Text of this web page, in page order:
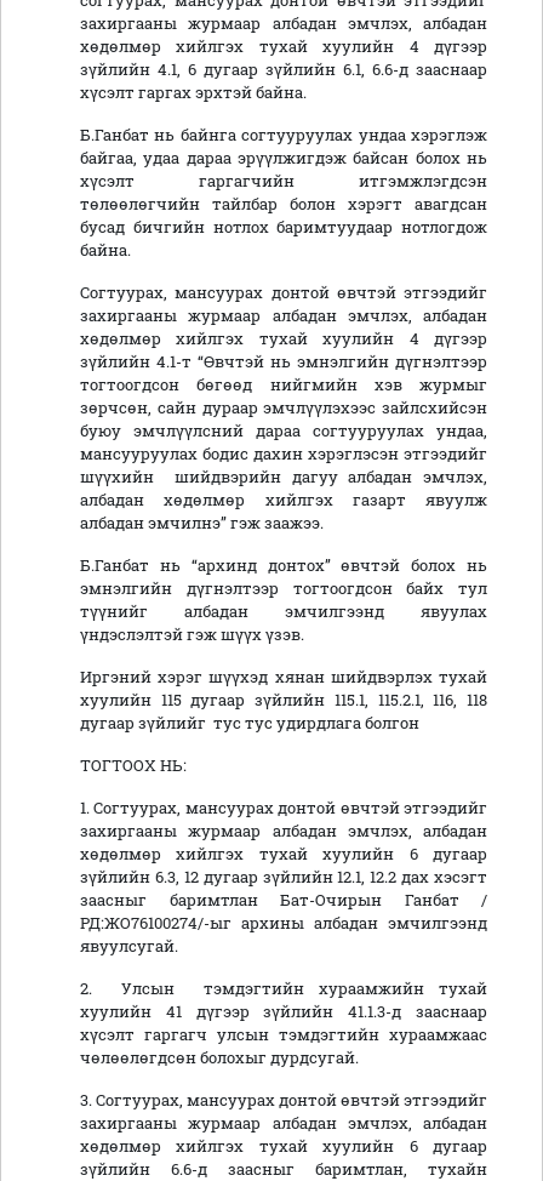
захиргааны журмаар албадан эмчлэх, албадан
хөдөлмөр хийлгэх тухай хуулийн 4 дүгээр
зүйлийн 4.1, 6 дугаар зүйлийн 6.1, 6.6-д зааснаар
хүсэлт гаргах эрхтэй байна.
Б.Ганбат нь байнга согтууруулах ундаа хэрэглэж
байгаа, удаа дараа эрүүлжигдэж байсан болох нь
хүсэлт гаргагчийн итгэмжлэгдсэн
төлөөлөгчийн тайлбар болон хэрэгт авагдсан
бусад бичгийн нотлох баримтуудаар нотлогдож
байна.
Согтуурах, мансуурах донтой өвчтэй этгээдийг
захиргааны журмаар албадан эмчлэх, албадан
хөдөлмөр хийлгэх тухай хуулийн 4 дүгээр
зүйлийн 4.1-т “Өвчтэй нь эмнэлгийн дүгнэлтээр
тогтоогдсон бөгөөд нийгмийн хэв журмыг
зөрчсөн, сайн дураар эмчлүүлэхээс зайлсхийсэн
буюу эмчлүүлсний дараа согтууруулах ундаа,
мансууруулах бодис дахин хэрэглэсэн этгээдийг
шүүхийн шийдвэрийн дагуу албадан эмчлэх,
албадан хөдөлмөр хийлгэх газарт явуулж
албадан эмчилнэ” гэж заажээ.
Б.Ганбат нь “архинд донтох” өвчтэй болох нь
эмнэлгийн дүгнэлтээр тогтоогдсон байх тул
түүнийг албадан эмчилгээнд явуулах
үндэслэлтэй гэж шүүх үзэв.
Иргэний хэрэг шүүхэд хянан шийдвэрлэх тухай
хуулийн 115 дугаар зүйлийн 115.1, 115.2.1, 116, 118
дугаар зүйлийг тус тус удирдлага болгон
ТОГТООХ НЬ:
1. Согтуурах, мансуурах донтой өвчтэй этгээдийг
захиргааны журмаар албадан эмчлэх, албадан
хөдөлмөр хийлгэх тухай хуулийн 6 дугаар
зүйлийн 6.3, 12 дугаар зүйлийн 12.1, 12.2 дах хэсэгт
заасныг баримтлан Бат-Очирын Ганбат /
РД:ЖО76100274/-ыг архины албадан эмчилгээнд
явуулсугай.
2. Улсын тэмдэгтийн хураамжийн тухай
хуулийн 41 дүгээр зүйлийн 41.1.3-д зааснаар
хүсэлт гаргагч улсын тэмдэгтийн хураамжаас
чөлөөлөгдсөн болохыг дурдсугай.
3. Согтуурах, мансуурах донтой өвчтэй этгээдийг
захиргааны журмаар албадан эмчлэх, албадан
хөдөлмөр хийлгэх тухай хуулийн 6 дугаар
зүйлийн 6.6-д заасныг баримтлан, тухайн